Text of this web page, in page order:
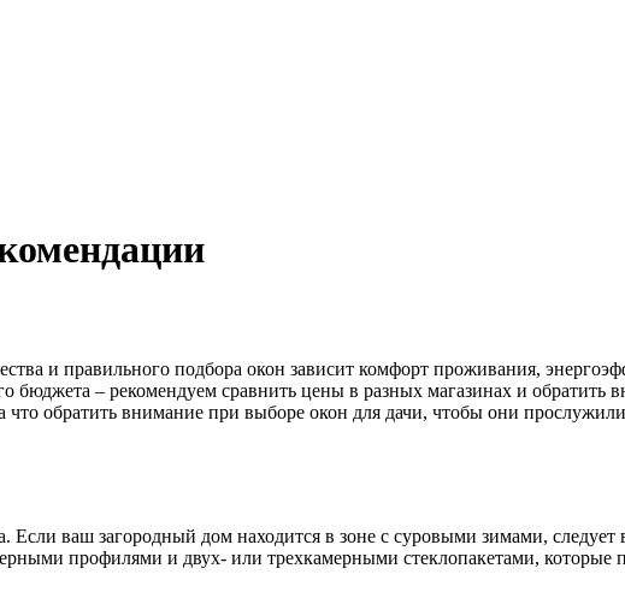
и правильного подбора окон зависит комфорт проживания,
– рекомендуем сравнить цены в разных магазинах и обратить
обратить внимание при выборе окон для дачи, чтобы они
ваш загородный дом находится в зоне с суровыми зимами,
профилями и двух- или трехкамерными стеклопакетами, которые